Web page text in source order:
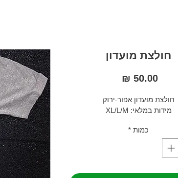
חולצת מועדון
‏50.00 ‏₪
חולצת מועדון אפור-ירוק
מידות במלאי: XL/L/M
כמות *